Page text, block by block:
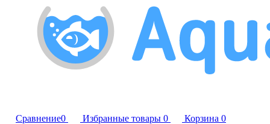
Сравнение0 Избранные товары 0 Корзина 0